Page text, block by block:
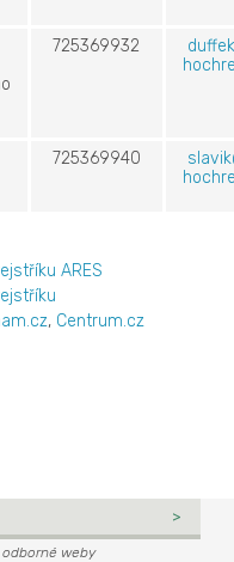
725369932
725369940
ARES
, Centrum.cz
weby